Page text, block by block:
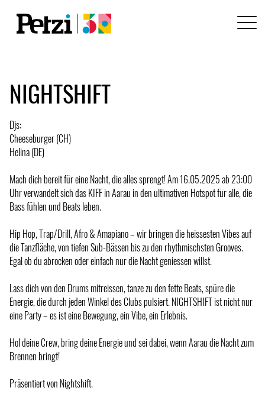
NIGHTSHIFT
Djs:
Cheeseburger (CH)
Helina (DE)
Mach dich bereit für eine Nacht, die alles sprengt! Am 16.05.2025 ab 23:00
Uhr verwandelt sich das KIFF in Aarau in den ultimativen Hotspot für alle, die
Bass fühlen und Beats leben.
Hip Hop, Trap/Drill, Afro & Amapiano – wir bringen die heissesten Vibes auf
die Tanzfläche, von tiefen Sub-Bässen bis zu den rhythmischsten Grooves.
Egal ob du abrocken oder einfach nur die Nacht geniessen willst.
Lass dich von den Drums mitreissen, tanze zu den fette Beats, spüre die
Energie, die durch jeden Winkel des Clubs pulsiert. NIGHTSHIFT ist nicht nur
eine Party – es ist eine Bewegung, ein Vibe, ein Erlebnis.
Hol deine Crew, bring deine Energie und sei dabei, wenn Aarau die Nacht zum
Brennen bringt!
Präsentiert von Nightshift.